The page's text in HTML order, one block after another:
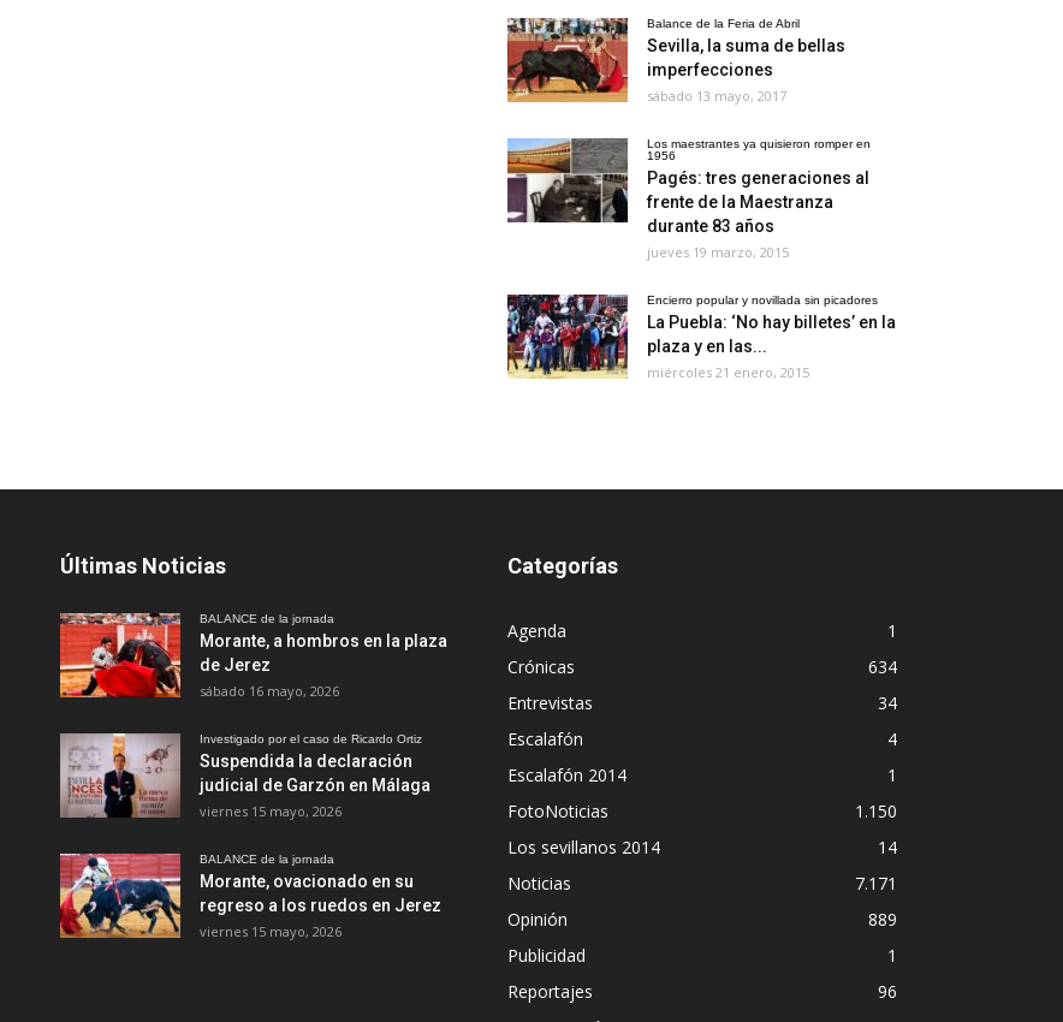
Balance de la Feria de Abril
Sevilla, la suma de bellas
imperfecciones
sábado 13 mayo, 2017
Los maestrantes ya quisieron romper en
1956
Pagés: tres generaciones al
frente de la Maestranza
durante 83 años
jueves 19 marzo, 2015
Encierro popular y novillada sin picadores
La Puebla: ‘No hay billetes’ en la
plaza y en las...
miércoles 21 enero, 2015
Últimas Noticias
BALANCE de la jornada
Morante, a hombros en la plaza
de Jerez
sábado 16 mayo, 2026
Investigado por el caso de Ricardo Ortiz
Suspendida la declaración
judicial de Garzón en Málaga
viernes 15 mayo, 2026
BALANCE de la jornada
Morante, ovacionado en su
regreso a los ruedos en Jerez
viernes 15 mayo, 2026
Categorías
Agenda
1
Crónicas
634
Entrevistas
34
Escalafón
4
Escalafón 2014
1
FotoNoticias
1.150
Los sevillanos 2014
14
Noticias
7.171
Opinión
889
Publicidad
1
Reportajes
96